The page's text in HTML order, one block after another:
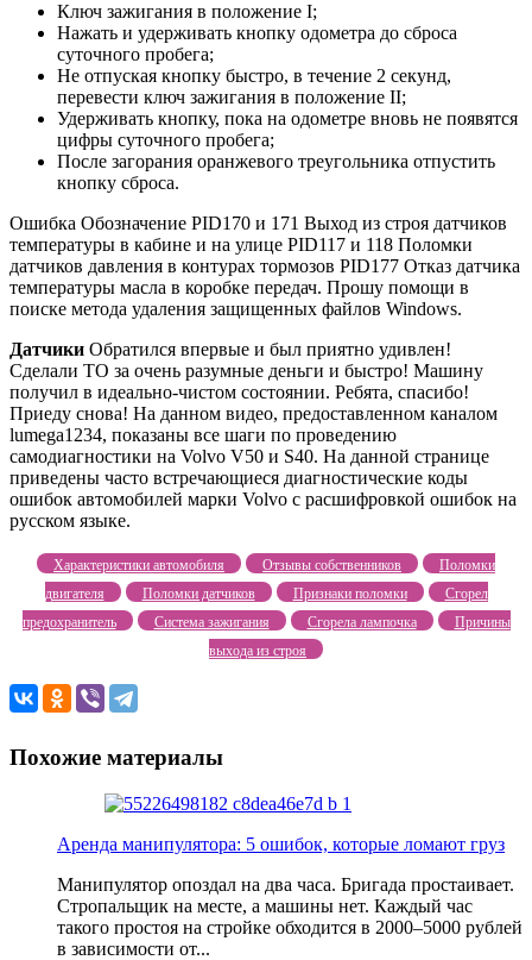
Ключ зажигания в положение I;
Нажать и удерживать кнопку одометра до сброса
суточного пробега;
Не отпуская кнопку быстро, в течение 2 секунд,
перевести ключ зажигания в положение II;
Удерживать кнопку, пока на одометре вновь не появятся
цифры суточного пробега;
После загорания оранжевого треугольника отпустить
кнопку сброса.
Ошибка Обозначение PID170 и 171 Выход из строя датчиков
температуры в кабине и на улице PID117 и 118 Поломки
датчиков давления в контурах тормозов PID177 Отказ датчика
температуры масла в коробке передач. Прошу помощи в
поиске метода удаления защищенных файлов Windows.
Датчики Обратился впервые и был приятно удивлен!
Сделали ТО за очень разумные деньги и быстро! Машину
получил в идеально-чистом состоянии. Ребята, спасибо!
Приеду снова! На данном видео, предоставленном каналом
lumega1234, показаны все шаги по проведению
самодиагностики на Volvo V50 и S40. На данной странице
приведены часто встречающиеся диагностические коды
ошибок автомобилей марки Volvo с расшифровкой ошибок на
русском языке.
Характеристики автомобиля Отзывы собственников
Поломки
двигателя
Поломки датчиков Признаки поломки
Сгорел
предохранитель
Система зажигания Сгорела лампочка
Причины
выхода из строя
Похожие материалы
Аренда манипулятора: 5 ошибок, которые ломают груз
Манипулятор опоздал на два часа. Бригада простаивает.
Стропальщик на месте, а машины нет. Каждый час
такого простоя на стройке обходится в 2000–5000 рублей
в зависимости от...